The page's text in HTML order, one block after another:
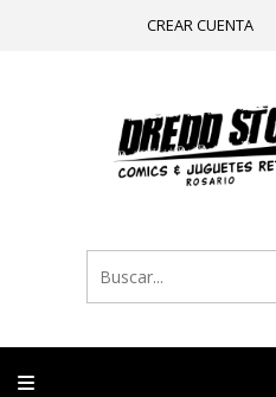
CREAR CUENTA